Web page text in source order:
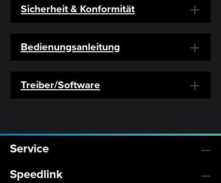
Sicherheit & Konformität
Bedienungsanleitung
Treiber/Software
Service
Speedlink